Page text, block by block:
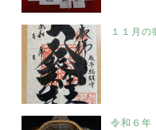
１１月の
令和６年